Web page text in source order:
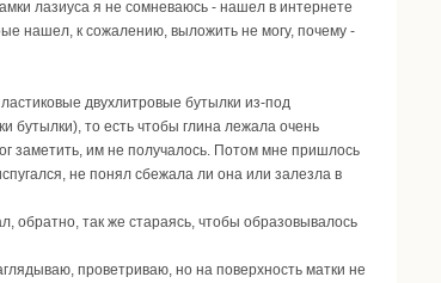
лазиуса я не сомневаюсь - нашел в интернете
нашел, к сожалению, выложить не могу, почему -
двухлитровые бутылки из-под
бутылки), то есть чтобы глина лежала очень
заметить, им не получалось. Потом мне пришлось
не понял сбежала ли она или залезла в
обратно, так же стараясь, чтобы образовывалось
проветриваю, но на поверхность матки не